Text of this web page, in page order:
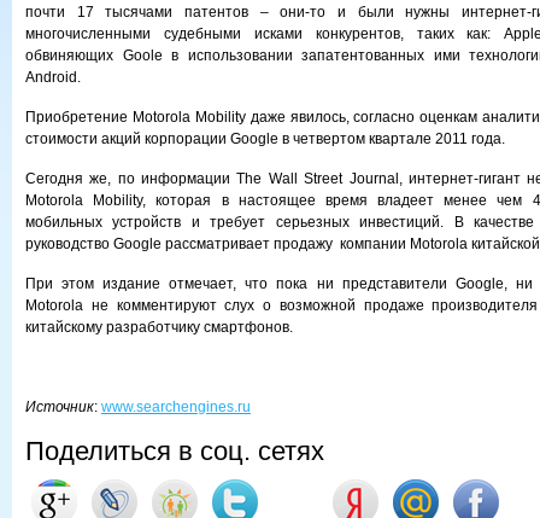
почти 17 тысячами патентов – они-то и были нужны интернет-
многочисленными судебными исками конкурентов, таких как:
обвиняющих Goole в использовании запатентованных ими
Android.
Приобретение Motorola Mobility даже явилось, согласно оценкам
стоимости акций корпорации Google в четвертом квартале 2011 года.
Сегодня же, по информации The Wall Street Journal, интернет-гигант
Motorola Mobility, которая в настоящее время владеет менее чем
мобильных устройств и требует серьезных инвестиций. В
руководство Google рассматривает продажу компании Motorolа
При этом издание отмечает, что пока ни представители Google, ни
Motorola не комментируют слух о возможной продаже
китайскому разработчику смартфонов.
Источник: www.searchengines.ru
Поделиться в соц. сетях